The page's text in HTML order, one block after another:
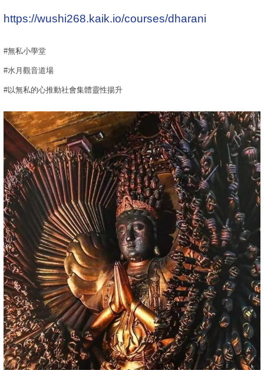
https://wushi268.kaik.io/courses/dharani
#無私小學堂
#水月觀音道場
#以無私的心推動社會集體靈性揚升